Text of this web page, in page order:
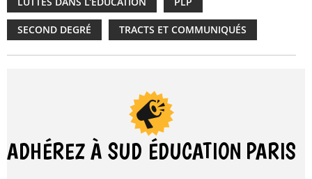
SECOND DEGRÉ TRACTS ET COMMUNIQUÉS
ADHÉREZ À SUD ÉDUCATION PARIS